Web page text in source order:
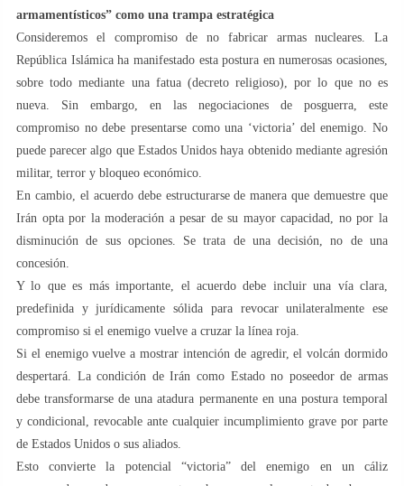
armamentísticos” como una trampa estratégica
Consideremos el compromiso de no fabricar armas nucleares. La
República Islámica ha manifestado esta postura en numerosas ocasiones,
sobre todo mediante una fatua (decreto religioso), por lo que no es
nueva. Sin embargo, en las negociaciones de posguerra, este
compromiso no debe presentarse como una ‘victoria’ del enemigo. No
puede parecer algo que Estados Unidos haya obtenido mediante agresión
militar, terror y bloqueo económico.
En cambio, el acuerdo debe estructurarse de manera que demuestre que
Irán opta por la moderación a pesar de su mayor capacidad, no por la
disminución de sus opciones. Se trata de una decisión, no de una
concesión.
Y lo que es más importante, el acuerdo debe incluir una vía clara,
predefinida y jurídicamente sólida para revocar unilateralmente ese
compromiso si el enemigo vuelve a cruzar la línea roja.
Si el enemigo vuelve a mostrar intención de agredir, el volcán dormido
despertará. La condición de Irán como Estado no poseedor de armas
debe transformarse de una atadura permanente en una postura temporal
y condicional, revocable ante cualquier incumplimiento grave por parte
de Estados Unidos o sus aliados.
Esto convierte la potencial “victoria” del enemigo en un cáliz